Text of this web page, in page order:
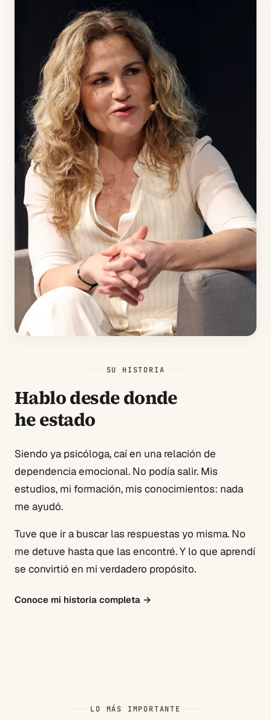
SU HISTORIA
Hablo desde donde
he estado
Siendo ya psicóloga, caí en una relación de
dependencia emocional. No podía salir. Mis
estudios, mi formación, mis conocimientos: nada
me ayudó.
Tuve que ir a buscar las respuestas yo misma. No
me detuve hasta que las encontré. Y lo que aprendí
se convirtió en mi verdadero propósito.
Conoce mi historia completa →
LO MÁS IMPORTANTE